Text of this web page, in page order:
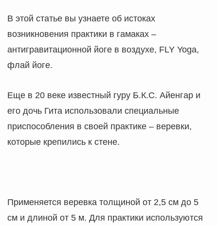
В этой статье вы узнаете об истоках
возникновения практики в гамаках –
антигравитационной йоге в воздухе, FLY Yoga,
флай йоге.
Еще в 20 веке известный гуру Б.К.С. Айенгар и
его дочь Гита использовали специальные
приспособления в своей практике – веревки,
которые крепились к стене.
Применяется веревка толщиной от 2,5 см до 5
см и длиной от 5 м. Для практики используются